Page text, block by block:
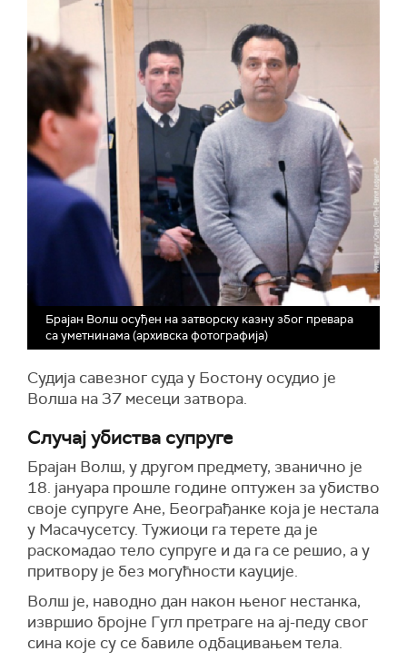
Брајан Волш осуђен на затворску казну због превара
са уметнинама (архивска фотографија)
Судија савезног суда у Бостону осудио је
Волша на 37 месеци затвора.
Случај убиства супруге
Брајан Волш, у другом предмету, званично је
18. јануара прошле године оптужен за убиство
своје супруге Ане, Београђанке која је нестала
у Масачусетсу. Тужиоци га терете да је
раскомадао тело супруге и да га се решио, а у
притвору је без могућности кауције.
Волш је, наводно дан након њеног нестанка,
извршио бројне Гугл претраге на ај-педу свог
сина које су се бавиле одбацивањем тела.